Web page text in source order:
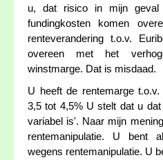
u, dat risico in mijn
fundingkosten komen
renteverandering t.o.v.
overeen met het
winstmarge. Dat is misdaad.
U heeft de rentemarge
3,5 tot 4,5% U stelt dat u
variabel is'. Naar mijn
rentemanipulatie. U bent
wegens rentemanipulatie. U